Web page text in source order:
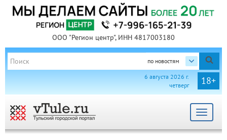
ООО "Регион центр", ИНН 4817003180
по новостям
18+
6 августа 2026 г.
четверг
Toggle